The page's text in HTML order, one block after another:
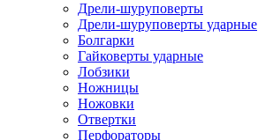
Дрели-шуруповерты
Дрели-шуруповерты ударные
Болгарки
Гайковерты ударные
Лобзики
Ножницы
Ножовки
Отвертки
Перфораторы